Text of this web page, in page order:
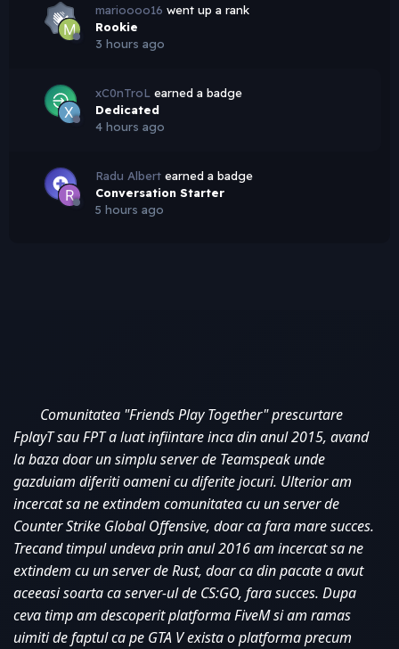
marioooo16 went up a rank
Rookie
3 hours ago
xC0nTroL earned a badge
Dedicated
4 hours ago
Radu Albert earned a badge
Conversation Starter
5 hours ago
Comunitatea "Friends Play Together" prescurtare
FplayT sau FPT a luat infiintare inca din anul 2015, avand
la baza doar un simplu server de Teamspeak unde
gazduiam diferiti oameni cu diferite jocuri. Ulterior am
incercat sa ne extindem comunitatea cu un server de
Counter Strike Global Offensive, doar ca fara mare succes.
Trecand timpul undeva prin anul 2016 am incercat sa ne
extindem cu un server de Rust, doar ca din pacate a avut
aceeasi soarta ca server-ul de CS:GO, fara succes. Dupa
ceva timp am descoperit platforma FiveM si am ramas
uimiti de faptul ca pe GTA V exista o platforma precum